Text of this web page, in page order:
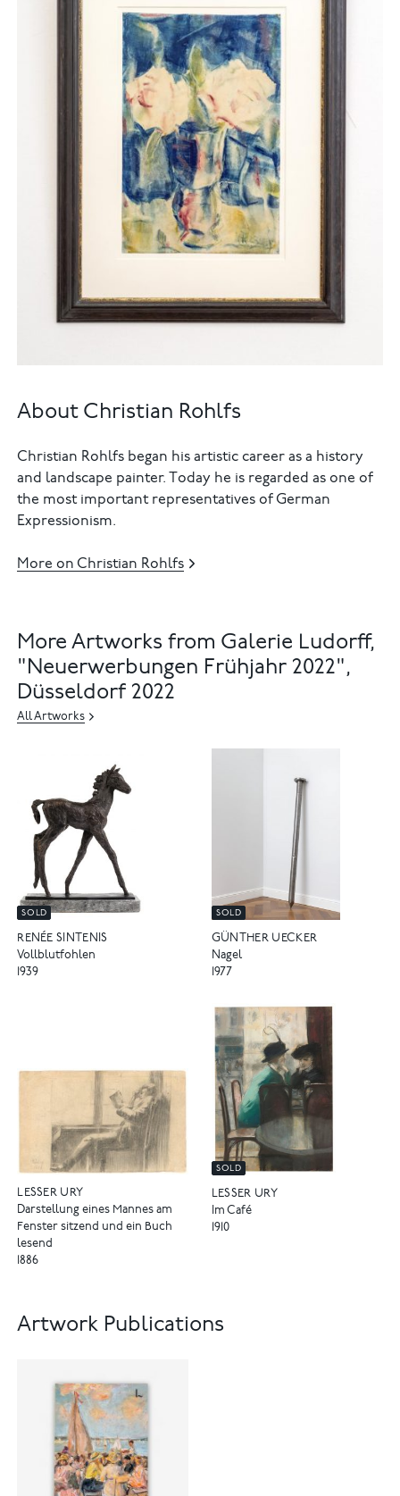
About Christian Rohlfs
Christian Rohlfs began his artistic career as a history
and landscape painter. Today he is regarded as one of
the most important representatives of German
Expressionism.
More on Christian Rohlfs
More Artworks from Galerie Ludorff,
"Neuerwerbungen Frühjahr 2022",
Düsseldorf 2022
All Artworks
SOLD
RENÉE SINTENIS
Vollblutfohlen
1939
SOLD
GÜNTHER UECKER
Nagel
1977
LESSER URY
Darstellung eines Mannes am
Fenster sitzend und ein Buch
lesend
1886
SOLD
LESSER URY
Im Café
1910
Artwork Publications